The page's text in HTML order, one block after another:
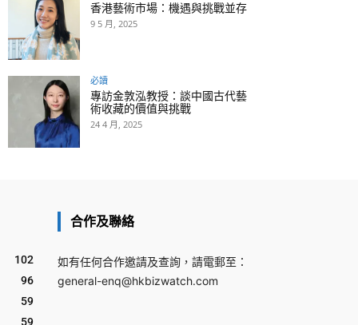
香港藝術市場：機遇與挑戰並存
9 5 月, 2025
必讀
專訪金敦泓教授：談中國古代藝
術收藏的價值與挑戰
24 4 月, 2025
102
96
59
59
合作及聯絡
如有任何合作邀請及查詢，請電郵至：
general-enq@hkbizwatch.com